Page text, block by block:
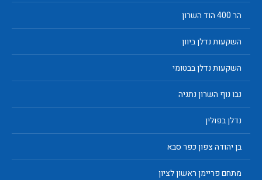
הר 400 הוד השרון
השקעות נדלן ביוון
השקעות נדלן בבטומי
נבו נוף השרון נתניה
נדלן בפולין
בן יהודה צפון כפר סבא
מתחם פריימן ראשון לציון